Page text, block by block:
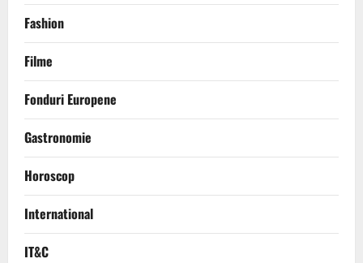
Fashion
Filme
Fonduri Europene
Gastronomie
Horoscop
International
IT&C